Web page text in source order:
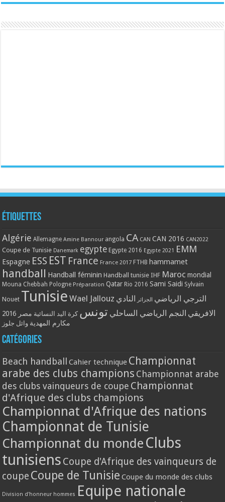
Étiquettes
Algérie Allemagne Amine Bannour angola CA CAN CAN 2016 CAN2022
Coupe de Tunisie Danemark egypte Egypte 2016 Egypte 2021 EMM
Espagne ESS EST France France 2017 FTHB hammamet
handball Handball féminin Handball tunisie IHF Maroc mondial
Mouna Chebbah Pologne Préparation Qatar Rio 2016 Sami Saidi Sylvain
Nouet Tunisie Wael Jallouz الترجي الرياضي الجزائر النادي
الافريقي النجم الرياضي الساحلي تونس كرة اليد النسائية مصر 2016
مكارم المهدية وائل جلوز
Catégories
Beach handball Cahier technique Championnat
arabe des clubs champions Championnat arabe
des clubs vainqueurs de coupe Championnat
d'Afrique des clubs champions
Championnat d'Afrique des nations
Championnat de Tunisie
Championnat du monde Clubs
tunisiens Coupe d'Afrique des vainqueurs de
coupe Coupe de Tunisie Coupe du monde des clubs
Division d'honneur hommes Equipe nationale